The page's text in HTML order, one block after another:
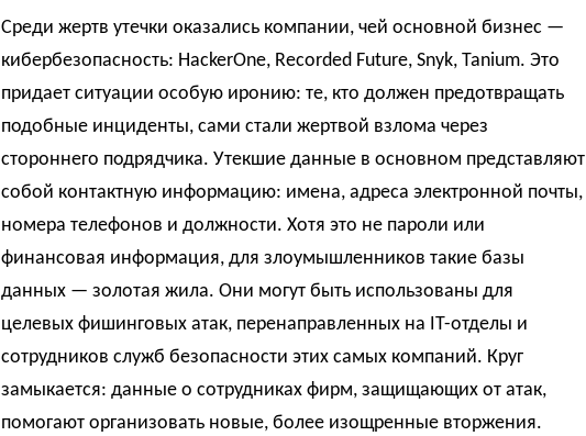
Среди жертв утечки оказались компании, чей основной бизнес —
кибербезопасность: HackerOne, Recorded Future, Snyk, Tanium. Это
придает ситуации особую иронию: те, кто должен предотвращать
подобные инциденты, сами стали жертвой взлома через
стороннего подрядчика. Утекшие данные в основном представляют
собой контактную информацию: имена, адреса электронной почты,
номера телефонов и должности. Хотя это не пароли или
финансовая информация, для злоумышленников такие базы
данных — золотая жила. Они могут быть использованы для
целевых фишинговых атак, перенаправленных на IT-отделы и
сотрудников служб безопасности этих самых компаний. Круг
замыкается: данные о сотрудниках фирм, защищающих от атак,
помогают организовать новые, более изощренные вторжения.